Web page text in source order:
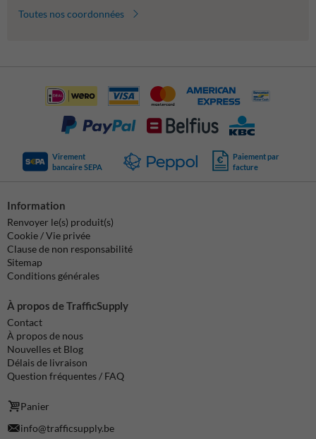
Toutes nos coordonnées
Virement
bancaire SEPA
Paiement par
facture
Information
Renvoyer le(s) produit(s)
Cookie / Vie privée
Clause de non responsabilité
Sitemap
Conditions générales
À propos de TrafficSupply
Contact
À propos de nous
Nouvelles et Blog
Délais de livraison
Question fréquentes / FAQ
Panier
info@trafficsupply.be